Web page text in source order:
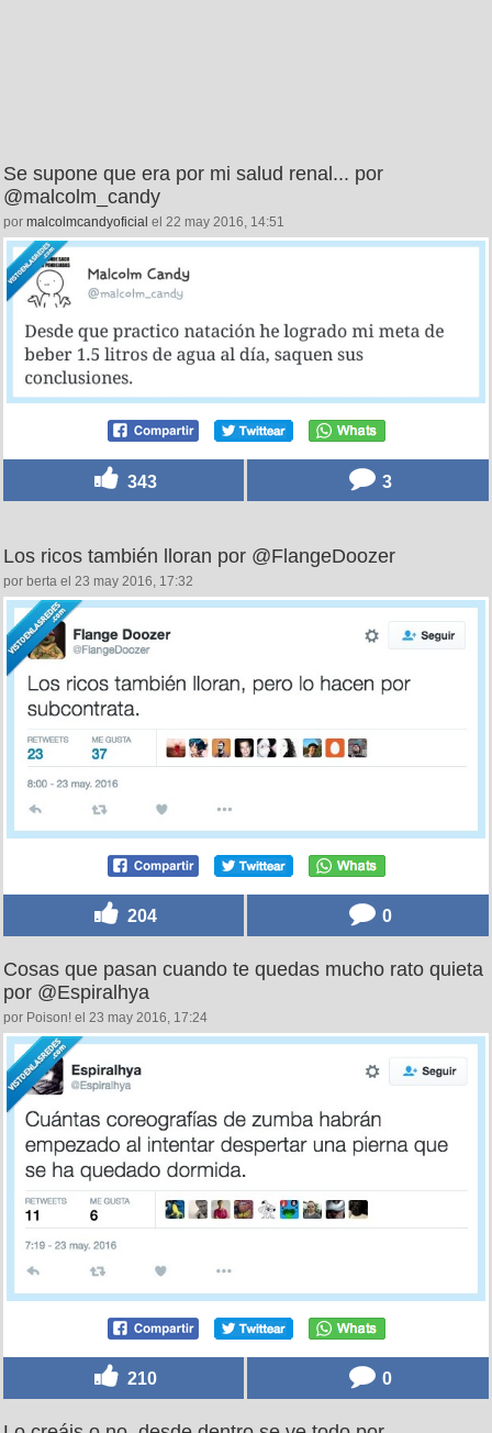
Se supone que era por mi salud renal... por
@malcolm_candy
por malcolmcandyoficial el 22 may 2016, 14:51
343 3
Los ricos también lloran por @FlangeDoozer
por berta el 23 may 2016, 17:32
204 0
Cosas que pasan cuando te quedas mucho rato quieta
por @Espiralhya
por Poison! el 23 may 2016, 17:24
210 0